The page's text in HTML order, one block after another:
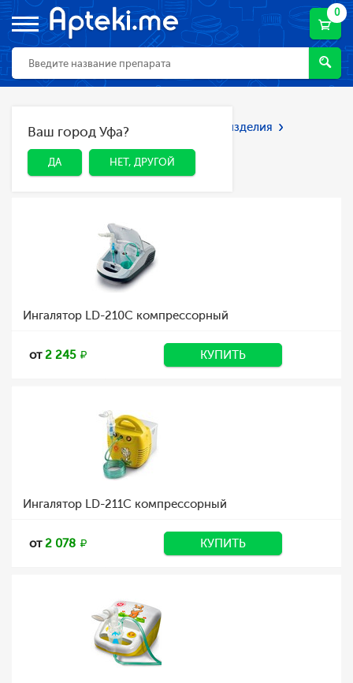
0
ДА НЕТ, ДРУГОЙ
Ваш город Уфа?
ДА НЕТ, ДРУГОЙ
Главная Каталог
Мед. приборы и изделия
Ингаляторы
Ингаляторы
Ингалятор LD-210C компрессорный
от2 245 КУПИТЬ
Ингалятор LD-211C компрессорный
от2 078 КУПИТЬ